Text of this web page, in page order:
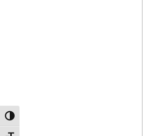
Toggle High Contrast